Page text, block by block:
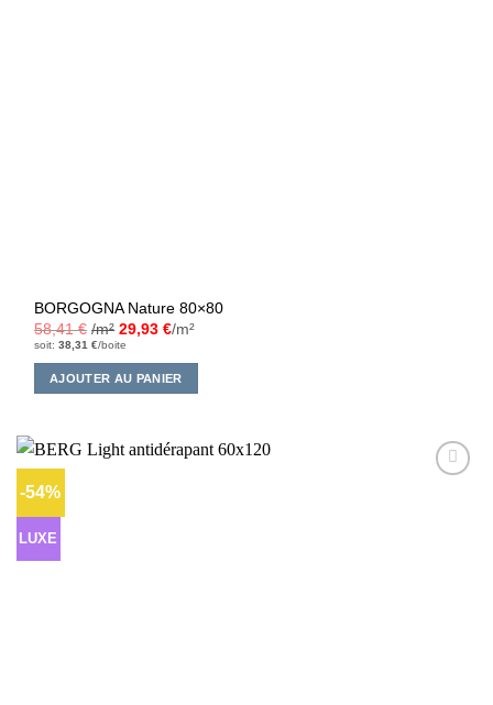
BORGOGNA Nature 80×80
58,41€ /m² 29,93€/m²
soit:38,31€/boite
AJOUTER AU PANIER
-54%
LUXE